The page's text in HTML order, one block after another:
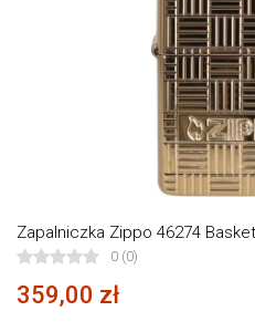
Zapalniczka Zippo 46274
0 (0)
359,00 zł